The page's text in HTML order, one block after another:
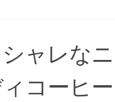
ャレな
コーヒ